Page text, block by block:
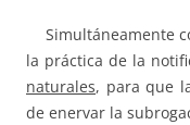
Simultáneamente
la práctica de la
naturales, para que
de enervar la